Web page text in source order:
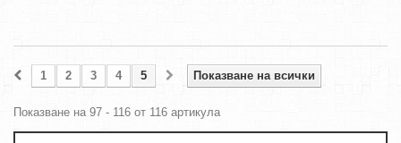
Показване на всички
1 2 3 4 5
Показване на 97 - 116 от 116 артикула